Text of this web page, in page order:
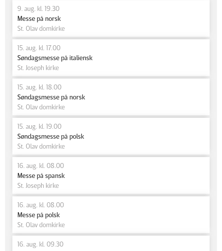
9. aug. kl. 19.30
Messe på norsk
St. Olav domkirke
15. aug. kl. 17.00
Søndagsmesse på italiensk
St. Joseph kirke
15. aug. kl. 18.00
Søndagsmesse på norsk
St. Olav domkirke
15. aug. kl. 19.00
Søndagsmesse på polsk
St. Olav domkirke
16. aug. kl. 08.00
Messe på spansk
St. Joseph kirke
16. aug. kl. 08.00
Messe på polsk
St. Olav domkirke
16. aug. kl. 09.30